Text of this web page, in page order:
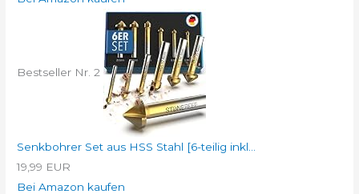
Bestseller Nr. 2
Senkbohrer Set aus HSS Stahl [6-teilig inkl...
19,99 EUR
Bei Amazon kaufen